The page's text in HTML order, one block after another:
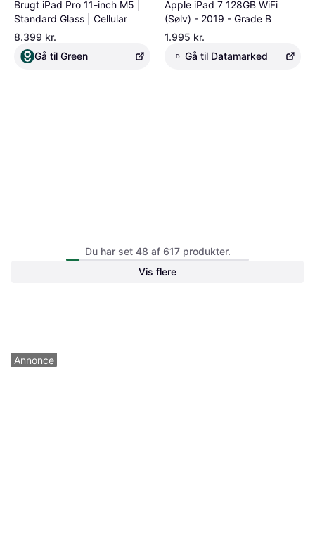
Brugt iPad Pro 11-inch M5 |
Standard Glass | Cellular
8.399 kr.
Gå til Green
Apple iPad 7 128GB WiFi
(Sølv) - 2019 - Grade B
1.995 kr.
D Gå til Datamarked
Brugt iPad Air 10.9” 4.Gen
(2020) Cellular.
Brugt iPad Air 10.9” 4.Gen
(2020) Cellular.
3.554 kr.
Du har set 48 af 617 produkter.
Vis flere
Annonce